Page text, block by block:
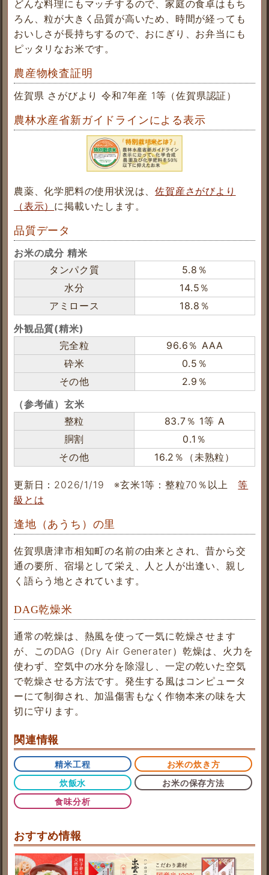
どんな料理にもマッチするので、家庭の食卓はもち
ろん、粒が大きく品質が高いため、時間が経っても
おいしさが長持ちするので、おにぎり、お弁当にも
ピッタリなお米です。
農産物検査証明
佐賀県 さがびより 令和7年産 1等（佐賀県認証）
農林水産省新ガイドラインによる表示
農薬、化学肥料の使用状況は、佐賀産さがびより
（表示） に掲載いたします。
品質データ
お米の成分 精米
タンパク質
5.8％
水分
14.5％
アミロース
18.8％
外観品質(精米)
完全粒
96.6％ AAA
砕米
0.5％
その他
2.9％
（参考値）玄米
整粒
83.7％ 1等 A
胴割
0.1％
その他
16.2％（未熟粒）
更新日：2026/1/19※玄米1等：整粒70％以上等
級とは
逢地（あうち）の里
佐賀県唐津市相知町の名前の由来とされ、昔から交
通の要所、宿場として栄え、人と人が出逢い、親し
く語らう地とされています。
DAG乾燥米
通常の乾燥は、熱風を使って一気に乾燥させます
が、このDAG（Dry Air Generater）乾燥は、火力を
使わず、空気中の水分を除湿し、一定の乾いた空気
で乾燥させる方法です。発生する風はコンピュータ
ーにて制御され、加温傷害もなく作物本来の味を大
切に守ります。
関連情報
精米工程
お米の炊き方
炊飯水
お米の保存方法
食味分析
おすすめ情報